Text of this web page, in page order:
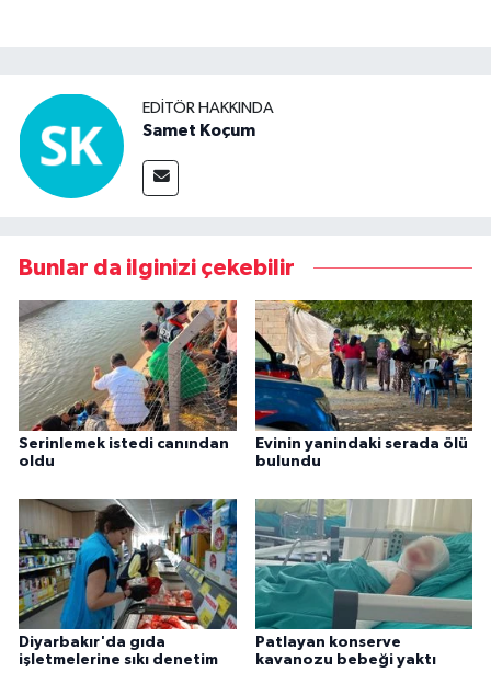
EDITÖR HAKKINDA
Samet Koçum
Bunlar da ilginizi çekebilir
Serinlemek istedi canından
oldu
Evinin yanindaki serada ölü
bulundu
Diyarbakır'da gıda
işletmelerine sıkı denetim
Patlayan konserve
kavanozu bebeği yaktı